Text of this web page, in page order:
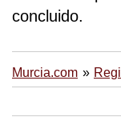
concluido.
Murcia.com